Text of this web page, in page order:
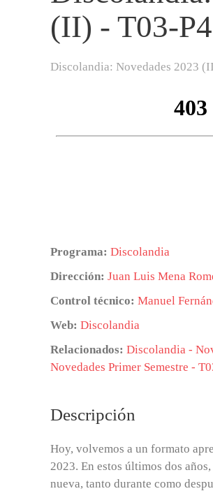
(II) - T03-
Discolandia: Novedades 2023
Programa: Discolandia
Dirección: Juan Luis Mena
Control técnico: Manuel
Web: Discolandia
Relacionados: Discolandia -
Novedades Primer Semestre -
Descripción
Hoy, volvemos a un formato
2023. En estos últimos dos
nueva, tanto durante como